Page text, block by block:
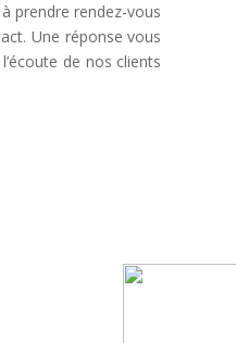
prendre rendez-vous
Une réponse vous
de nos clients